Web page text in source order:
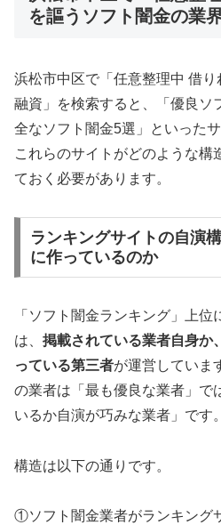
を謳うソフト闇金の業
浜松市中区で「任意整理中 借り
融資」を検索すると、「優良ソ
全なソフト闇金5選」といった
これらのサイトがどのような構
ておく必要があります。
ランキングサイトの自演
に作っているのか
「ソフト闇金ランキング」上
は、 掲載されている業者自身か
っている第三者が運営していま
の業者は「最も優良な業者」で
いるか自演が巧みな業者」です。
構造は以下の通りです。
①ソフト闇金業者がランキング